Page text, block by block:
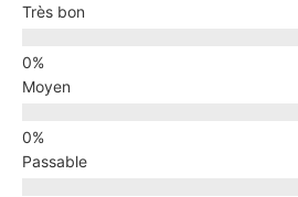
Très bon
Moyen
Passable